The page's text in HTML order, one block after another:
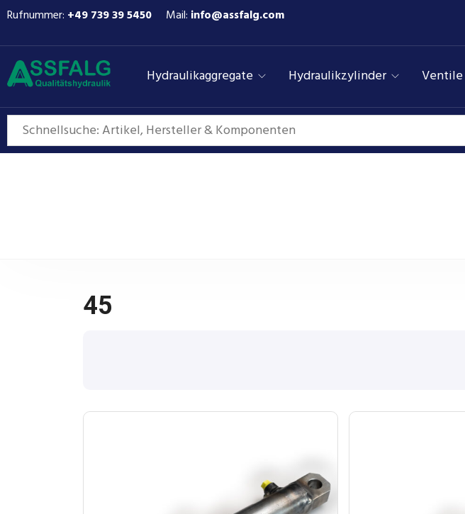
Rufnummer: +49 739 39 5450 Mail: info@assfalg.com
Hydraulikaggregate Hydraulikzylinder Ventile
45